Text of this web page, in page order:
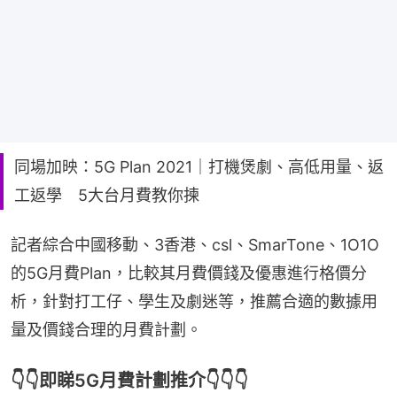
同場加映：5G Plan 2021｜打機煲劇、高低用量、返
工返學 5大台月費教你揀
記者綜合中國移動、3香港、csl、SmarTone、1O1O
的5G月費Plan，比較其月費價錢及優惠進行格價分
析，針對打工仔、學生及劇迷等，推薦合適的數據用
量及價錢合理的月費計劃。
👇👇即睇5G月費計劃推介👇👇👇